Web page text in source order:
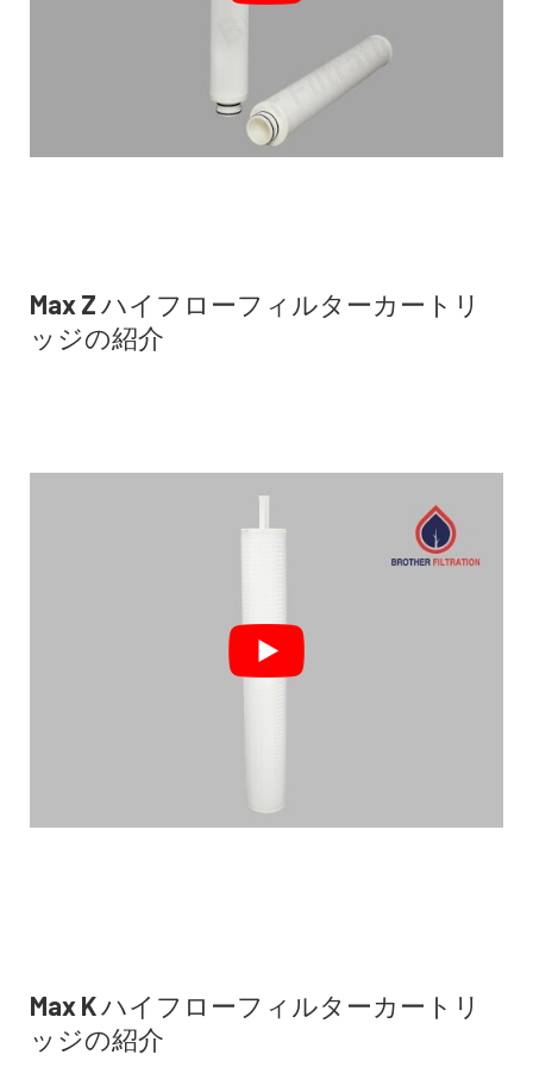
Max Z ハイフローフィルターカートリ
ッジの紹介
Max K ハイフローフィルターカートリ
ッジの紹介